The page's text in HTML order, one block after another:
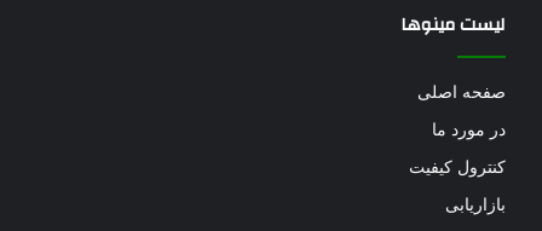
لیست مینوها
صفحه اصلی
در مورد ما
کنترول کیفیت
بازاریابی